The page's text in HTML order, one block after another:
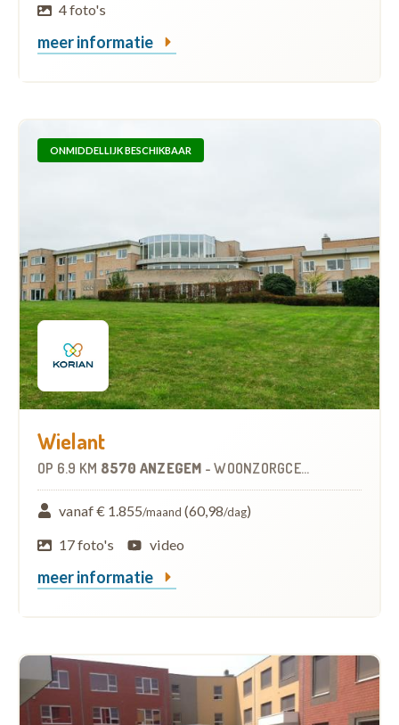
4 foto's
meer informatie
ONMIDDELLIJK BESCHIKBAAR
Wielant
OP 6.9 KM 8570 ANZEGEM -WOONZORGCENTRUM (WZC)
vanaf € 1.855/maand (60,98/dag)
17 foto's
video
meer informatie